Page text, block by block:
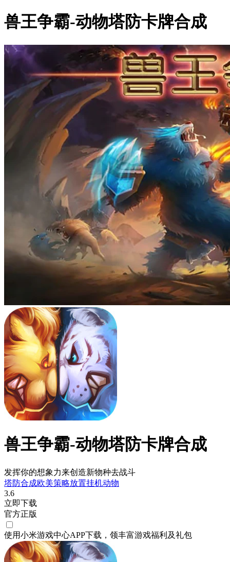
兽王争霸-动物塔防卡牌合成
兽王争霸-动物塔防卡牌合成
发挥你的想象力来创造新物种去战斗
塔防合成欧美策略放置挂机动物
3.6
立即下载
官方正版
使用小米游戏中心APP下载 ，领丰富游戏福利 及礼包